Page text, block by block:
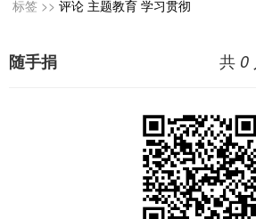
标签 >> 评论 主题教育 学习贯彻
共 0
随手捐